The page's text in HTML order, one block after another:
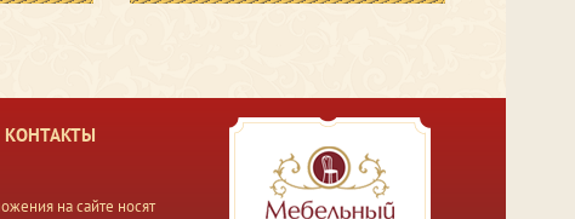
КОНТАКТЫ
на сайте носят